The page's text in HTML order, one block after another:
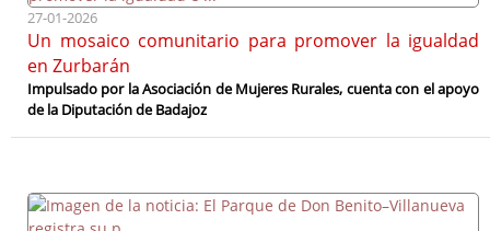
27-01-2026
Un mosaico comunitario para promover la igualdad
en Zurbarán
Impulsado por la Asociación de Mujeres Rurales, cuenta con el apoyo
de la Diputación de Badajoz